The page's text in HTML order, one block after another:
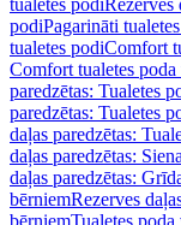
tualetes podiRezerves
podiPagarināti
tualetes podiComfort
Comfort tualetes poda
paredzētas: Tualetes
paredzētas: Tualetes
daļas paredzētas:
daļas paredzētas:
daļas paredzētas:
bērniemRezerves
bērniemTualetes poda